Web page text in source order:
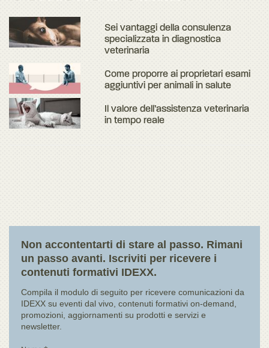
Sei vantaggi della consulenza
specializzata in diagnostica
veterinaria
Come proporre ai proprietari esami
aggiuntivi per animali in salute
Il valore dell’assistenza veterinaria
in tempo reale
Non accontentarti di stare al passo. Rimani
un passo avanti. Iscriviti per ricevere i
contenuti formativi IDEXX.